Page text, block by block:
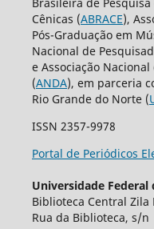
Cênicas (ABRACE),
Pós-Graduação em
Nacional de
e Associação
(ANDA), em parceria
Rio Grande do Norte (
ISSN 2357-9978
Portal de Periódicos
Universidade
Biblioteca Central Zila
Rua da Biblioteca, s/n